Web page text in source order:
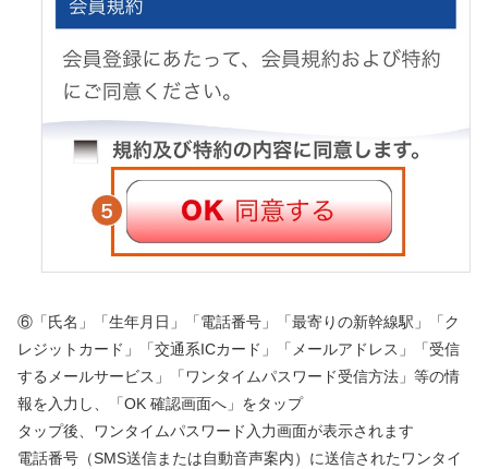
⑥「氏名」「生年月日」「電話番号」「最寄りの新幹線駅」「ク
レジットカード」「交通系ICカード」「メールアドレス」「受信
するメールサービス」「ワンタイムパスワード受信方法」等の情
報を入力し、「OK 確認画面へ」をタップ
タップ後、ワンタイムパスワード入力画面が表示されます
電話番号（SMS送信または自動音声案内）に送信されたワンタイ